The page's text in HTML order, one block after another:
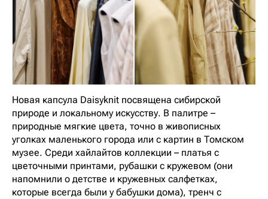
Новая капсула Daisyknit посвящена сибирской
природе и локальному искусству. В палитре –
природные мягкие цвета, точно в живописных
уголках маленького города или с картин в Томском
музее. Среди хайлайтов коллекции – платья с
цветочными принтами, рубашки с кружевом (они
напомнили о детстве и кружевных салфетках,
которые всегда были у бабушки дома), тренч с